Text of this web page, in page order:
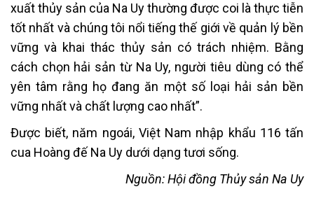
xuất thủy sản của Na Uy thường được coi là thực tiễn
tốt nhất và chúng tôi nổi tiếng thế giới về quản lý bền
vững và khai thác thủy sản có trách nhiệm. Bằng
cách chọn hải sản từ Na Uy, người tiêu dùng có thể
yên tâm rằng họ đang ăn một số loại hải sản bền
vững nhất và chất lượng cao nhất”.
Được biết, năm ngoái, Việt Nam nhập khẩu 116 tấn
cua Hoàng đế Na Uy dưới dạng tươi sống.
Nguồn: Hội đồng Thủy sản Na Uy